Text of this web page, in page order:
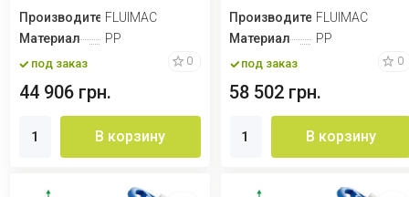
ПроизводительFLUIMAC
Материал
PP
под заказ 0
44 906 грн.
В корзину
ПроизводительFLUIMAC
Материал
PP
под заказ 0
58 502 грн.
В корзину